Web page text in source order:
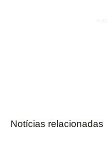
Notícias relacionadas